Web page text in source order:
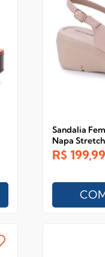
Sandalia
Napa
R$ 199,99